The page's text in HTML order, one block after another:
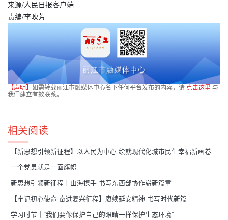
来源/人民日报客户端
责编/李映芳
【声明】 如需转载丽江市融媒体中心名下任何平台发布的内容，请 点击这里 与
我们建立有效联系。
相关阅读
【新思想引领新征程】以人民为中心 绘就现代化城市民生幸福新画卷
一个党员就是一面旗帜
新思想引领新征程丨山海携手 书写东西部协作崭新篇章
【牢记初心使命 奋进复兴征程】赓续延安精神 书写时代新篇
学习时节｜“我们要像保护自己的眼睛一样保护生态环境”